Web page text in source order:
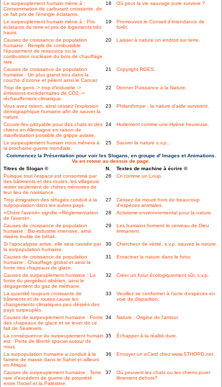
Le surpeuplement humain mène à :
Consommation de carburant croissante, de
ce fait prix de l'énergie éclatants.
18 Où peut la vie sauvage pure survivre ?
Le surpeuplement humain mène à : Prix
éclatants de terre et prix de logements trés
hauts.
19
Promouvoir le Conseil d'intendance de
forêt.
Causes de croissance de population
humaine : Remplir de combustible
l'épuisement de ressource ou la
combustion nucléaire du bois de chauffage
rare.
20 Laisser à nature un endroit sur terre.
Causes de croissance de population
humaine : Un plus grand trou dans la
couche d'ozone et pèlent ainsi le Cancer.
21 Copyright RGES.
Trop de gens -> trop d'industrie ->
émissions excédentaires de CO2 ->
réchauffement climatique.
22 Donner Puissance à la Nature.
Vous avez raison, ainsi cessez l'explosion
démographique humaine afin de sauver la
nature.
23 Philanthrope : la nature d'aide survivent.
Couvre-feu pitoyable pour des chats et des
chiens en Allemagne en raison de
manifestation possible de grippe aviaire.
24 Hurlement comme une Hyène heureuse.
Le surpeuplement humain nous mènera à
la prochaine guerre mondiale.
25 Sauver la nature s.v.p..
Commencez la Présentation pour voir les Slogans, en groupe d' Images et Animations.
Va en retour au dessus de page.
Titres de Slogan ©
N.
Textes de machine à écrire ©
Puisque tout l'espace est consommé par
des bâtiments et des routes, les villageois
rester seulement de chères mémoires de
leur lieu de naissance.
26 Cri comme un Loup.
Trop émigration des réfugiés conduit à la
surpopulation dans les autres pays.
27
Cessez de mourir hors de beaucoup
d'espèces animales.
«Chérir l'avenir» signifie «Réglementation
de l'avenir».
28 Activisme environnemental pour la nature.
Causes de croissance de population
humaine : Bio-industrie intensive, ainsi
misère inutile de bétail.
29
Les humains forment le cerveau de Dieu
immanent.
Si l'apocalypse arrive, elle sera causée par
la surpopulation humaine.
30 Chercheur de vérité, s.v.p. sauvez la nature.
Causes de croissance de population
humaine : Chauffage global et ainsi la
fonte des chapeaux de glace.
31 Enraciner la nature dans le futur.
Causes de surpeuplement humaine : La
fonte du pergélisol sibérien, ainsi le
dégagement du gaz de méthane.
32 Créer un futur écologiquement sûr, s.v.p.
La quantité toujours croissante de
bâtiments et de routes cause les
changements climatiques peu désirés des
pays surpeuplés.
33
Veuillez se conformer à l'acte d'espèces en
voie de disparition.
Causes de surpeuplement humaine : Fonte
des chapeaux de glace et se lever de ce
fait de Sealevels.
34 Nature : Origine de l'amour.
La conséquence du surpeuplement humain
est : Perte de liberté spacial autour de
nous.
35 Échapper à la réalité dure.
La surpopulation humaine a conduit à la
famine de masse dans le Sahel et ailleurs
en Afrique.
36 Envoyer un eCard chez www.STHOPD.net.
Causes de surpeuplement humaine : Terre
rare d'excédent de guerre de propriété
entre l'Israel et la Palestine.
37
Où peuvent les chats ou les chiens jouer
librement dehors?